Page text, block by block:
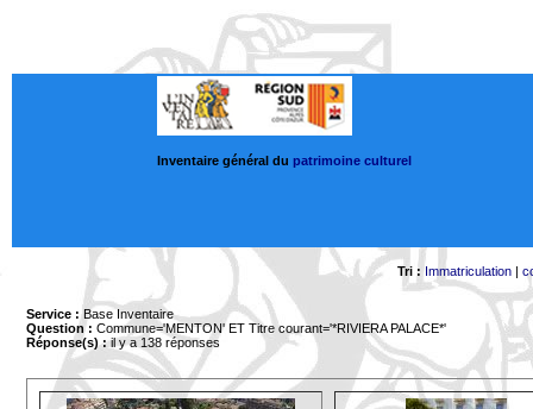
Inventaire général du patrimoine culturel
Tri : Immatriculation|
Service : Base Inventaire
Question : Commune='MENTON' ET Titre courant='*RIVIERA PALACE*'
Réponse(s) :il y a 138 réponses